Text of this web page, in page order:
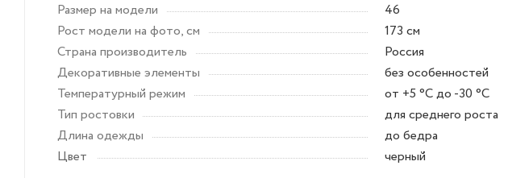
Размер на модели
46
Рост модели на фото, см
173 см
Страна производитель
Россия
Декоративные элементы
без особенностей
Температурный режим
от +5 °C до -30 °C
Тип ростовки
для среднего роста
Длина одежды
до бедра
Цвет
черный